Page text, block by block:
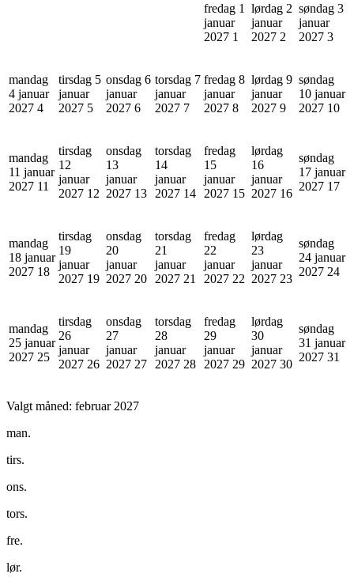
fredag 1
januar
2027 1
lørdag 2
januar
2027 2
søndag 3
januar
2027 3
mandag
4 januar
2027 4
tirsdag 5
januar
2027 5
onsdag 6
januar
2027 6
torsdag 7
januar
2027 7
fredag 8
januar
2027 8
lørdag 9
januar
2027 9
søndag
10 januar
2027 10
mandag
11 januar
2027 11
tirsdag
12
januar
2027 12
onsdag
13
januar
2027 13
torsdag
14
januar
2027 14
fredag
15
januar
2027 15
lørdag
16
januar
2027 16
søndag
17 januar
2027 17
mandag
18 januar
2027 18
tirsdag
19
januar
2027 19
onsdag
20
januar
2027 20
torsdag
21
januar
2027 21
fredag
22
januar
2027 22
lørdag
23
januar
2027 23
søndag
24 januar
2027 24
mandag
25 januar
2027 25
tirsdag
26
januar
2027 26
onsdag
27
januar
2027 27
torsdag
28
januar
2027 28
fredag
29
januar
2027 29
lørdag
30
januar
2027 30
søndag
31 januar
2027 31
Valgt måned: februar 2027
man.
tirs.
ons.
tors.
fre.
lør.